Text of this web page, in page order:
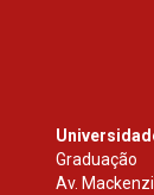
Graduação
Av.